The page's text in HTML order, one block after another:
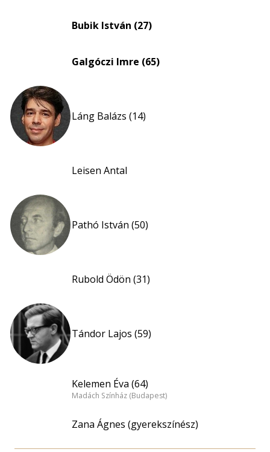
Bubik István (27)
Galgóczi Imre (65)
Láng Balázs (14)
Leisen Antal
Pathó István (50)
Rubold Ödön (31)
Tándor Lajos (59)
Kelemen Éva (64)
Madách Színház (Budapest)
Zana Ágnes (gyerekszínész)